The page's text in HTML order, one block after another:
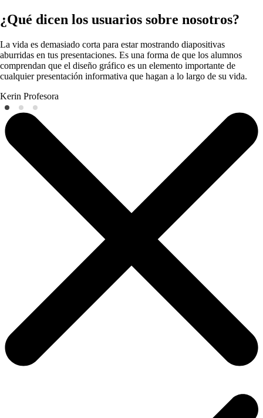
¿Qué dicen los usuarios sobre nosotros?
La vida es demasiado corta para estar mostrando diapositivas
aburridas en tus presentaciones. Es una forma de que los alumnos
comprendan que el diseño gráfico es un elemento importante de
cualquier presentación informativa que hagan a lo largo de su vida.
Kerin Profesora